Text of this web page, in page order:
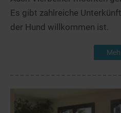
Es gibt zahlreiche
der Hund willkommen ist.